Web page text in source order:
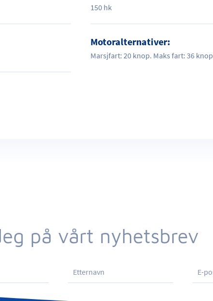
150 hk
Motoralternativer:
Marsjfart: 20 knop. Maks fart: 36 knop
på vårt nyhetsbrev